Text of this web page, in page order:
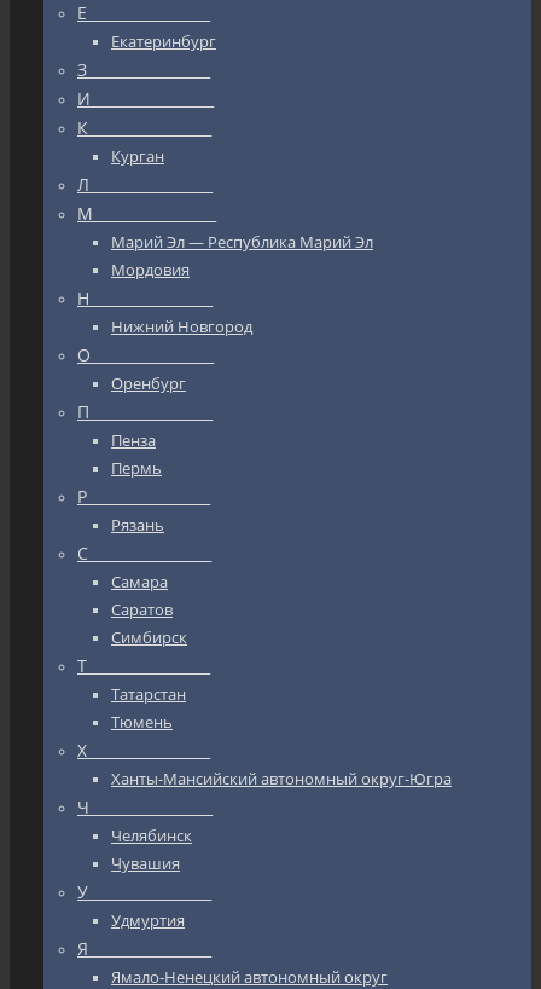
Е_________________
Екатеринбург
З_________________
И_________________
К_________________
Курган
Л_________________
М_________________
Марий Эл — Республика Марий Эл
Мордовия
Н_________________
Нижний Новгород
О_________________
Оренбург
П_________________
Пенза
Пермь
Р_________________
Рязань
С_________________
Самара
Саратов
Симбирск
Т_________________
Татарстан
Тюмень
Х_________________
Ханты-Мансийский автономный округ-Югра
Ч_________________
Челябинск
Чувашия
У_________________
Удмуртия
Я_________________
Ямало-Ненецкий автономный округ